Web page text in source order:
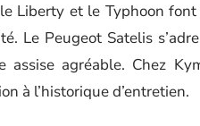
Liberty et le Typhoon
Le Peugeot Satelis
agréable. Chez
à l’historique d’entretien.